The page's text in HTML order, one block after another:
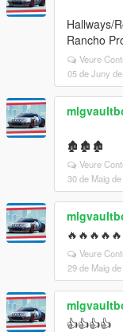
Hallways/
Rancho
Veure
05 de Juny
🏚🏚🏚
Veure
30 de Maig
Veure
29 de Maig
👍👍👍👍